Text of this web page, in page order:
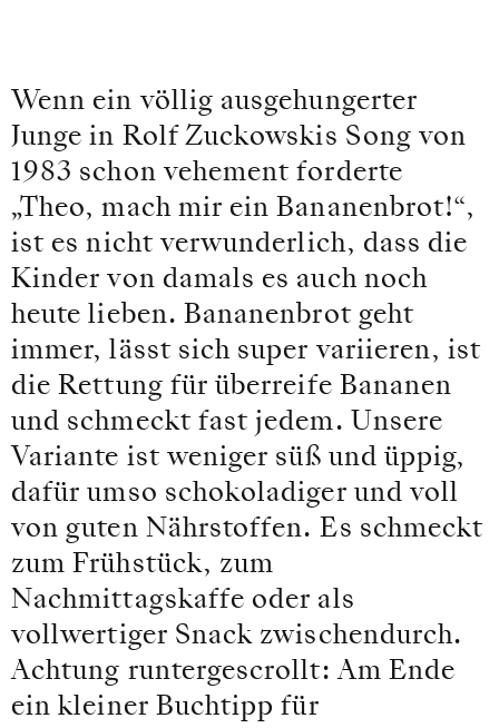
Wenn ein völlig ausgehungerter
Junge in Rolf Zuckowskis Song von
1983 schon vehement forderte
„Theo, mach mir ein Bananenbrot!“,
ist es nicht verwunderlich, dass die
Kinder von damals es auch noch
heute lieben. Bananenbrot geht
immer, lässt sich super variieren, ist
die Rettung für überreife Bananen
und schmeckt fast jedem. Unsere
Variante ist weniger süß und üppig,
dafür umso schokoladiger und voll
von guten Nährstoffen. Es schmeckt
zum Frühstück, zum
Nachmittagskaffe oder als
vollwertiger Snack zwischendurch.
Achtung runtergescrollt: Am Ende
ein kleiner Buchtipp für